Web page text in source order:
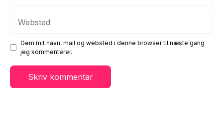
Gem mit navn, mail og websted i denne browser til næste gang
jeg kommenterer.